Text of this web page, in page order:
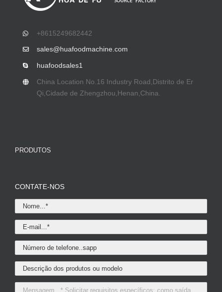
+8615249682442
sales@huafoodmachine.com
huafoodsales1
China Location No.16 Industry Road ,Distrito de Er
Qi,Cidade de Zhengzhou,Henan,China.
PRODUTOS
CONTATE-NOS